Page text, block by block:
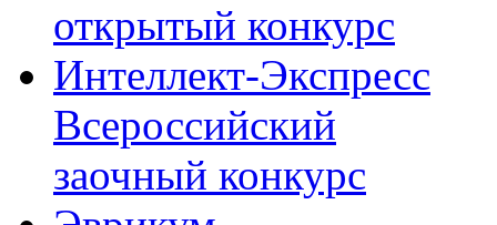
открытый конкурс
Интеллект-Экспресс
Всероссийский
заочный конкурс